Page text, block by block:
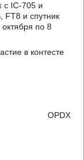
с IC-705 и
FT8 и спутник
по 8
в контесте
OPDX